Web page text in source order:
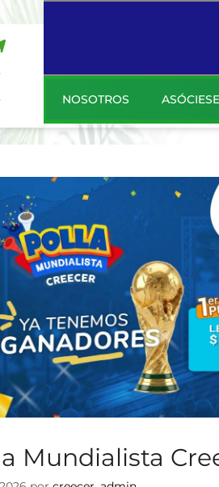
NOSOTROS ASÓCIESE
Mundialista